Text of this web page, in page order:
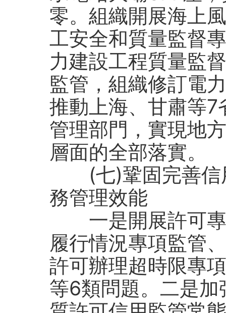
零。組織開展海上
工安全和質量監督
力建設工程質量監
監管，組織修訂電
推動上海、甘肅等
管理部門，實現地
層面的全部落實。
(七)鞏固完善信
務管理效能
一是開展許可專
履行情況專項監管
許可辦理超時限專
等6類問題。二是